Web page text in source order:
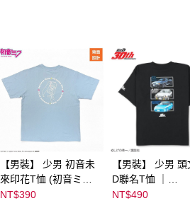
【男裝】 少男 初音未
來印花T恤 (初音ミク)
｜
NT$390
【男裝】 少男
D聯名T恤 ｜
NT$490